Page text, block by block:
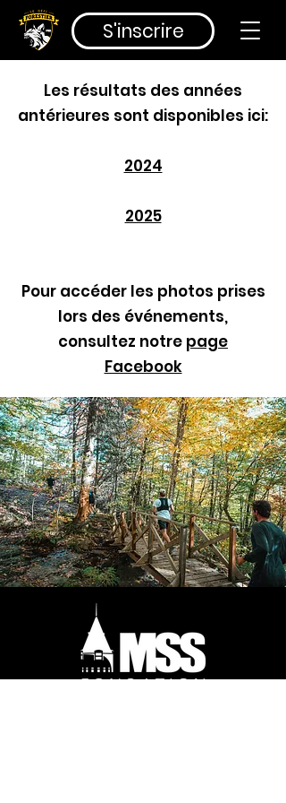
S'inscrire
Les résultats des années
antérieures sont disponibles ici:
2024
2025
Pour accéder les photos prises
lors des événements,
consultez notre page
Facebook